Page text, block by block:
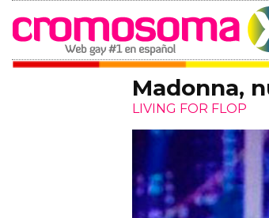
Madonna,
LIVING FOR FLOP